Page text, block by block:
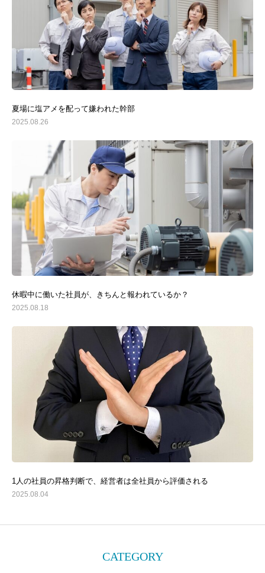
夏場に塩アメを配って嫌われた幹部
2025.08.26
休暇中に働いた社員が、きちんと報われているか？
2025.08.18
1人の社員の昇格判断で、経営者は全社員から評価される
2025.08.04
CATEGORY